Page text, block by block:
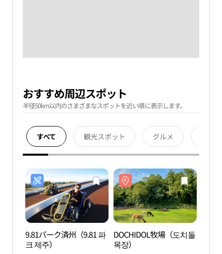
おすすめ周辺スポット
半径50km以内のさまざまなスポットを近い順に表示します。
すべて 観光スポット グルメ
9.81パーク済州（9.81 파
크 제주）
DOCHIDOL牧場（도치돌
목장）